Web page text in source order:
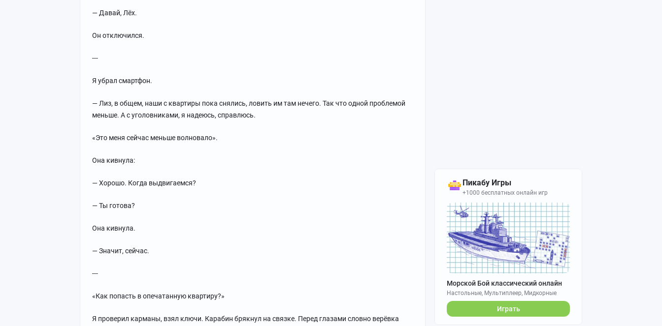
Пикабу Игры
+1000 бесплатных онлайн игр
Морской Бой классический онлайн
Настольные, Мультиплеер, Мидкорные
Играть
— Давай, Лёх.
Он отключился.
---
Я убрал смартфон.
— Лиз, в общем, наши с квартиры пока снялись, ловить им там нечего. Так что одной проблемой
меньше. А с уголовниками, я надеюсь, справлюсь.
«Это меня сейчас меньше волновало».
Она кивнула:
— Хорошо. Когда выдвигаемся?
— Ты готова?
Она кивнула.
— Значит, сейчас.
---
«Как попасть в опечатанную квартиру?»
Я проверил карманы, взял ключи. Карабин брякнул на связке. Перед глазами словно верёвка